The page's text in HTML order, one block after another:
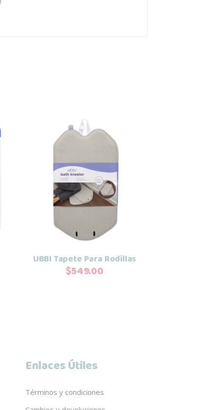
Añadir al carrito
UBBI Tapete Para Rodillas
$549.00
Enlaces Útiles
Términos y condiciones